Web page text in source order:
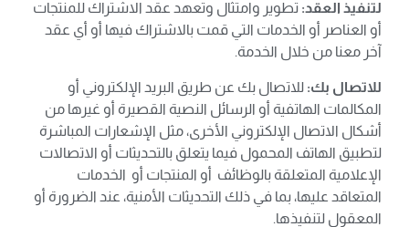
لتنفيذ العقد: تطوير وامتثال وتعهد عقد الاشتراك للمنتجات
أو العناصر أو الخدمات التي قمت بالاشتراك فيها أو أي عقد
آخر معنا من خلال الخدمة.
للاتصال بك: للاتصال بك عن طريق البريد الإلكتروني أو
المكالمات الهاتفية أو الرسائل النصية القصيرة أو غيرها من
أشكال الاتصال الإلكتروني الأخرى، مثل الإشعارات المباشرة
لتطبيق الهاتف المحمول فيما يتعلق بالتحديثات أو الاتصالات
الإعلامية المتعلقة بالوظائف أو المنتجات أو الخدمات
المتعاقد عليها، بما في ذلك التحديثات الأمنية، عند الضرورة أو
المعقول لتنفيذها.